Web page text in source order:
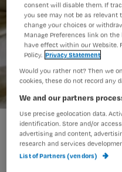
berichtgeving
consent will disable them. If
you see may not be as relevant
change your choices or
Manage Preferences link on
have effect within our Website.
Policy. Privacy Statement
Would you rather not? Then we
cookies, these do not record any
We and our partners
Use precise geolocation data.
identification. Store and/or
advertising and content,
research and services
List of Partners (vendors)